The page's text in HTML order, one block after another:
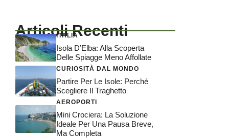
Articoli Recenti
ITALIA
Isola D’Elba: Alla Scoperta
Delle Spiagge Meno Affollate
CURIOSITÀ DAL MONDO
Partire Per Le Isole: Perché
Scegliere Il Traghetto
AEROPORTI
Mini Crociera: La Soluzione
Ideale Per Una Pausa Breve,
Ma Completa